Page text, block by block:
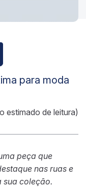
para moda
estimado de leitura)
peça que
nas ruas e
sua coleção.